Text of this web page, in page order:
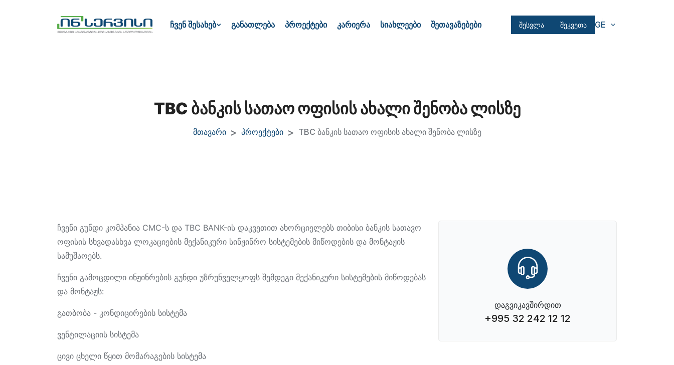
ჩვენ შესახებ განათლება პროექტები კარიერა სიახლეები შეთავაზებები შესვლა შეკვეთა GE
TBC ბანკის სათაო ოფისის ახალი შენობა ლისზე
მთავარი პროექტები TBC ბანკის სათაო ოფისის ახალი შენობა ლისზე
ჩვენი გუნდი კომპანია CMC-ს და TBC BANK-ის დაკვეთით ახორციელებს თიბისი ბანკის სათავო
ოფისის სხვადასხვა ლოკაციების მექანიკური სინჟინრო სისტემების მიწოდების და მონტაჟის
სამუშაოებს.
ჩვენი გამოცდილი ინჟინრების გუნდი უზრუნველყოფს შემდეგი მექანიკური სისტემების მიწოდებას
და მონტაჟს:
გათბობა - კონდიცირების სისტემა
ვენტილაციის სისტემა
ცივი ცხელი წყით მომარაგების სისტემა
დაგვიკავშირდით
+995 32 242 12 12